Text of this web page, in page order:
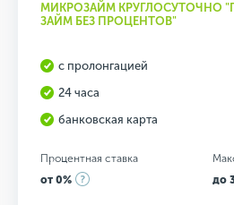
МИКРОЗАЙМ КРУГЛОСУТОЧНО
ЗАЙМ БЕЗ ПРОЦЕНТОВ"
с пролонгацией
24 часа
банковская карта
Процентная ставка
от 0%
до